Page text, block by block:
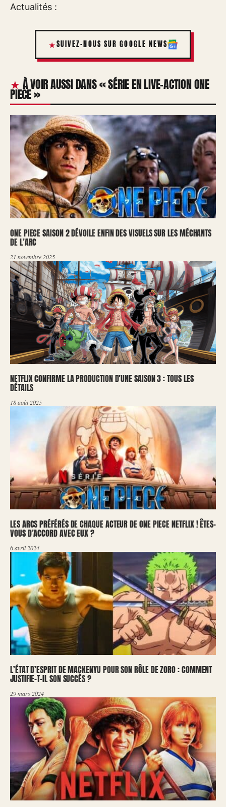
Actualités :
SUIVEZ-NOUS SUR GOOGLE NEWS
À VOIR AUSSI DANS « SÉRIE EN LIVE-ACTION ONE
PIECE »
ONE PIECE SAISON 2 DÉVOILE ENFIN DES VISUELS SUR LES MÉCHANTS
DE L’ARC
21 novembre 2025
NETFLIX CONFIRME LA PRODUCTION D’UNE SAISON 3 : TOUS LES
DÉTAILS
18 août 2025
LES ARCS PRÉFÉRÉS DE CHAQUE ACTEUR DE ONE PIECE NETFLIX ! ÊTES-
VOUS D’ACCORD AVEC EUX ?
6 avril 2024
L’ÉTAT D’ESPRIT DE MACKENYU POUR SON RÔLE DE ZORO : COMMENT
JUSTIFIE-T-IL SON SUCCÈS ?
29 mars 2024